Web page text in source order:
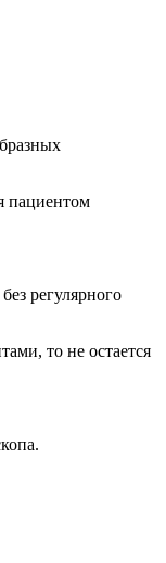
пациентом
регулярного
то не остается